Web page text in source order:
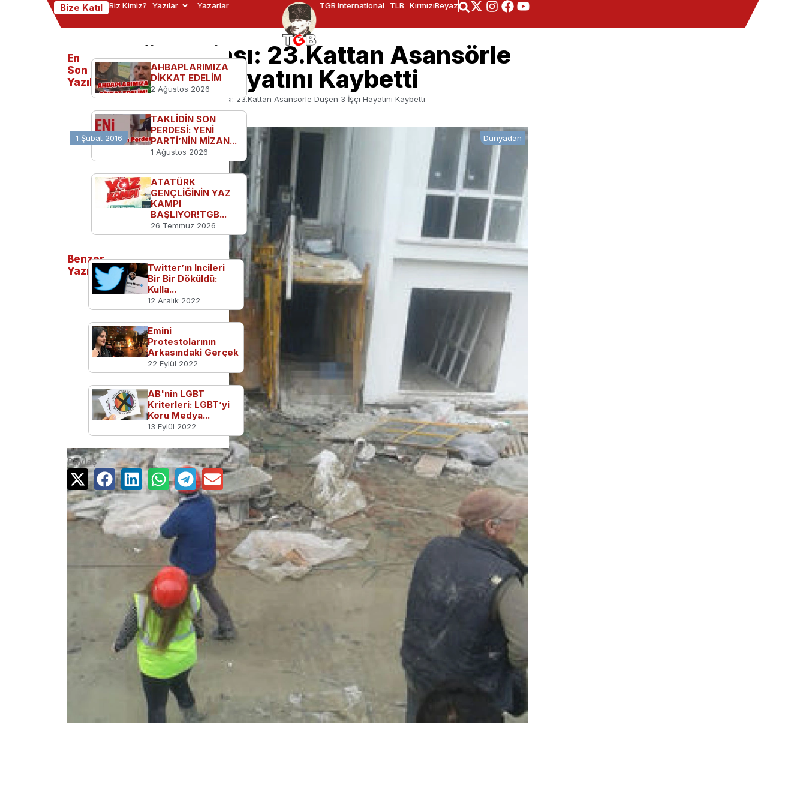
Bize Katıl Biz Kimiz? Yazılar Yazarlar TGB International TLB KırmızıBeyaz
Asansör Faciası: 23.Kattan Asansörle
Düşen 3 İşçi Hayatını Kaybetti
Ana Sayfa Dünyadan Asansör Faciası: 23.Kattan Asansörle Düşen 3 İşçi Hayatını Kaybetti
1 Şubat 2016 Dünyadan
En
Son
Yazılanlar
AHBAPLARIMIZA
DİKKAT EDELİM
2 Ağustos 2026
TAKLİDİN SON
PERDESİ: YENİ
PARTİ’NİN MİZAN...
1 Ağustos 2026
ATATÜRK
GENÇLİĞİNİN YAZ
KAMPI
BAŞLIYOR!TGB...
26 Temmuz 2026
Benzer
Yazılar
Twitter’ın Incileri
Bir Bir Döküldü:
Kulla...
12 Aralık 2022
Emini
Protestolarının
Arkasındaki Gerçek
22 Eylül 2022
AB'nin LGBT
Kriterleri: LGBT’yi
Koru Medya...
13 Eylül 2022
Paylaş